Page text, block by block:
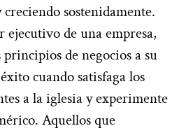
sostenidamente.
ejecutivo de una empresa,
de negocios a su
cuando satisfaga los
a la iglesia y experimente
Aquellos que